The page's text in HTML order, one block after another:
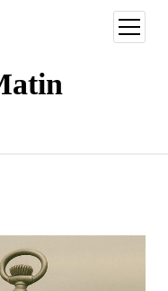
ouvrir
menu